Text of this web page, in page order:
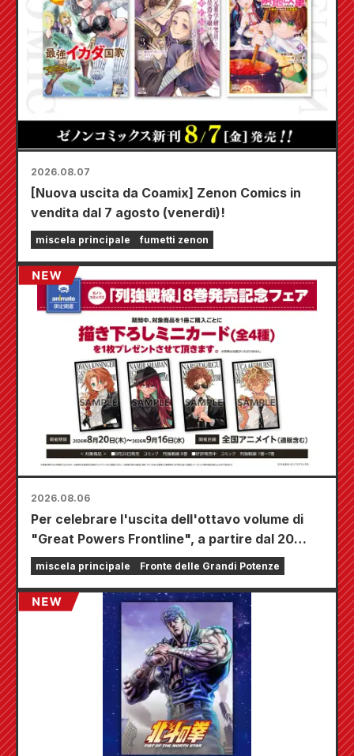
2026.08.07
[Nuova uscita da Coamix] Zenon Comics in
vendita dal 7 agosto (venerdì)!
miscela principale fumetti zenon
2026.08.06
Per celebrare l'uscita dell'ottavo volume di
"Great Powers Frontline", a partire dal 20
agosto si terrà una fiera a tempo limitato
presso i negozi Animate di tutta la nazione,
dove potrete aggiudicarvi una mini card
disegnata appositamente (4 tipi in totale)!
miscela principale Fronte delle Grandi Potenze